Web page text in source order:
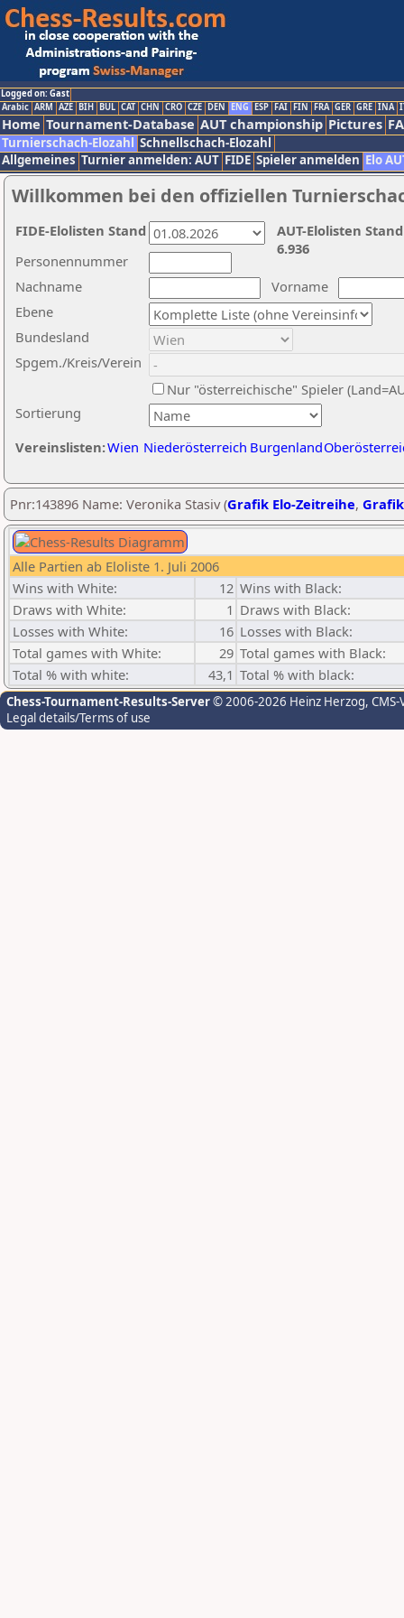
Logged on: Gast
Arabic ARM AZE BIH BUL CAT CHN CRO CZE DEN ENG ESP FAI FIN FRA GER GRE INA
Home Tournament-Database AUT championship Pictures
Turnierschach-Elozahl Schnellschach-Elozahl
Allgemeines Turnier anmelden: AUT FIDE Spieler anmelden Elo
Willkommen bei den offiziellen
Nachname
Vorname
Ebene
Sortierung
Personennummer
Bundesland
Spgem./Kreis/Verein
Nur "österreichische" Spieler
Vereinslisten:Wien Niederösterreich Burgenland
AUT-Elolisten
6.936
FIDE-Elolisten Stand
Pnr:143896 Name: Veronika Stasiv (Grafik Elo-Zeitreihe,
Alle Partien ab Eloliste 1. Juli 2006
Wins with White:
12 Wins with Black:
Draws with White:
1 Draws with Black:
Losses with White:
16 Losses with Black:
Total games with White:
29 Total games with Black:
Total % with white:
43,1 Total % with black:
Chess-Tournament-Results-Server© 2006-2026 Heinz Herzog,
Legal details/Terms of use